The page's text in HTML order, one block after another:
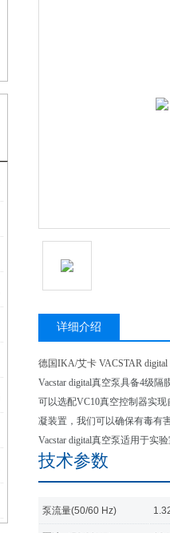
详细介绍
德国IKA/艾卡 VACSTAR digital
Vacstar digital真空泵具备4级
可以选配VC10真空控制器实现
凝装置，我们可以确保有毒有
Vacstar digital真空泵适用于实
技术参数
泵流量(50/60 Hz)